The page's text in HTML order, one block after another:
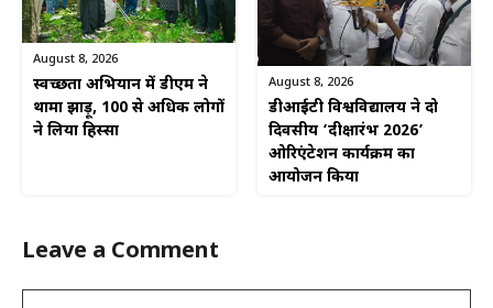
August 8, 2026
स्वच्छता अभियान में डीएम ने
थामा झाड़ू, 100 से अधिक लोगों
ने लिया हिस्सा
August 8, 2026
डीआईटी विश्वविद्यालय ने दो
दिवसीय ‘दीक्षारंभ 2026’
ओरिएंटेशन कार्यक्रम का
आयोजन किया
Leave a Comment